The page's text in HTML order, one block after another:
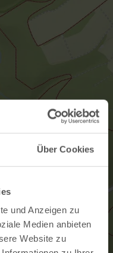
Über Cookies
und Anzeigen zu
Medien anbieten
Website zu